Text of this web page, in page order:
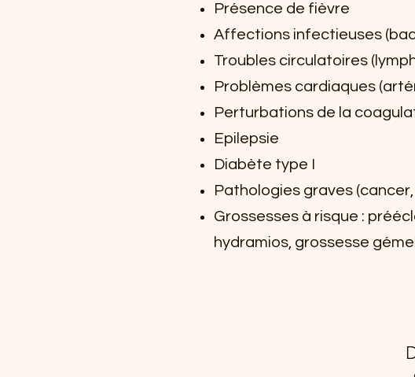
Présence de fièvre
Affections infectieuses
Troubles circulatoires
Problèmes cardiaques
Perturbations de la
Epilepsie
Diabète type I
Pathologies graves (cancer,
Grossesses à risque :
hydramios, grossesse